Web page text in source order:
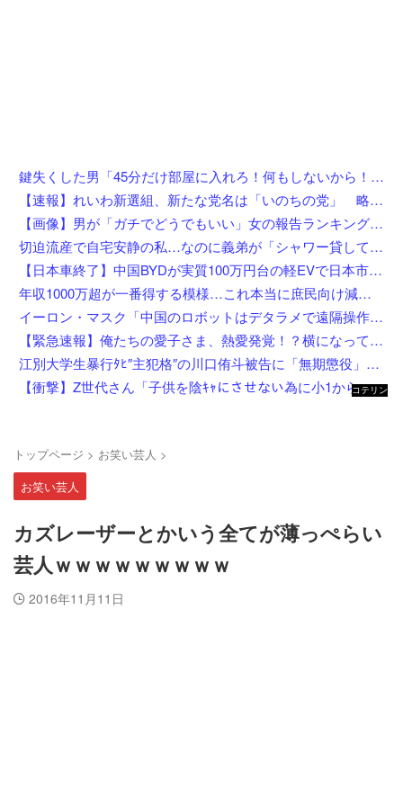
鍵失くした男「45分だけ部屋に入れろ！何もしないから！」→女子大生「無理です（警察呼びます）」→男「熱中症になれってか！使えないな！」完全に不審者で草ｗｗｗ
【速報】れいわ新選組、新たな党名は「いのちの党」 略称は「いのち」
【画像】男が「ガチでどうでもいい」女の報告ランキング、圧倒的第１位と言えば『コレ』w w w w w w w w w w
切迫流産で自宅安静の私…なのに義弟が「シャワー貸して」「泊めて」と嫌がらせレベルの連続突撃！夫経由で断ると私に直接LINEしてきて絶句←大人しく自宅の風呂に入れよ
【日本車終了】中国BYDが実質100万円台の軽EVで日本市場に殴り込み
年収1000万超が一番得する模様…これ本当に庶民向け減税か？
イーロン・マスク「中国のロボットはデタラメで遠隔操作してるだけ」
【緊急速報】俺たちの愛子さま、熱愛発覚！？横になってしまう奴らが大量発生してしまう…
江別大学生暴行ﾀﾋ″主犯格″の川口侑斗被告に「無期懲役」の判決→当時17歳少年に「懲役30年」の判決
【衝撃】Z世代さん「子供を陰ｷｬにさせない為に小1から髪を金髪に染めさせてる」←これ効果あると思う？？？？？？
コテリン
トップページ > お笑い芸人 >
お笑い芸人
カズレーザーとかいう全てが薄っぺらい
芸人ｗｗｗｗｗｗｗｗｗ
2016年11月11日